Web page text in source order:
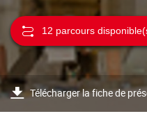
12 parcours
Télécharger la fiche de